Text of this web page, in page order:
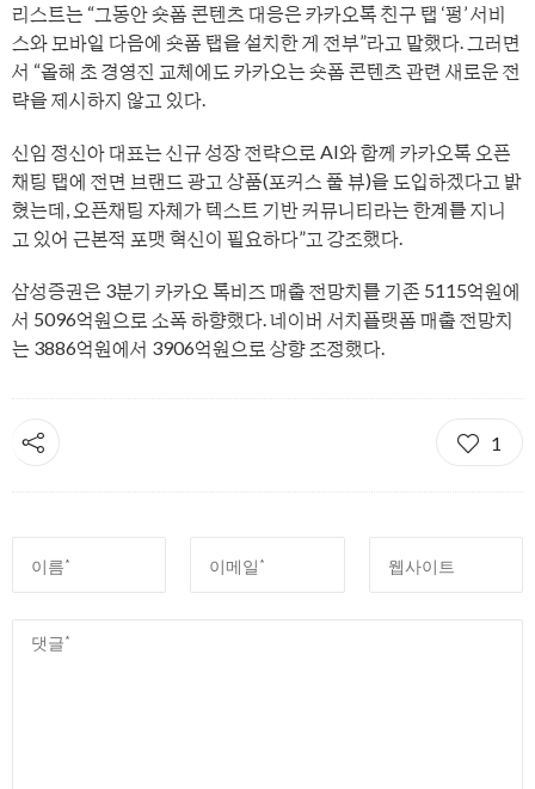
리스트는 “그동안 숏폼 콘텐츠 대응은 카카오톡 친구 탭 ‘펑’ 서비
스와 모바일 다음에 숏폼 탭을 설치한 게 전부”라고 말했다. 그러면
서 “올해 초 경영진 교체에도 카카오는 숏폼 콘텐츠 관련 새로운 전
략을 제시하지 않고 있다.
신임 정신아 대표는 신규 성장 전략으로 AI와 함께 카카오톡 오픈
채팅 탭에 전면 브랜드 광고 상품(포커스 풀 뷰)을 도입하겠다고 밝
혔는데, 오픈채팅 자체가 텍스트 기반 커뮤니티라는 한계를 지니
고 있어 근본적 포맷 혁신이 필요하다”고 강조했다.
삼성증권은 3분기 카카오 톡비즈 매출 전망치를 기존 5115억원에
서 5096억원으로 소폭 하향했다. 네이버 서치플랫폼 매출 전망치
는 3886억원에서 3906억원으로 상향 조정했다.
1